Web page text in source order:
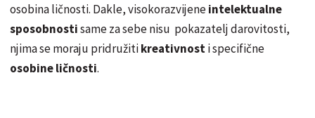
osobina ličnosti. Dakle, visokorazvijeneintelektualne
sposobnostisame za sebe nisu pokazatelj darovitosti,
njima se moraju pridružitikreativnosti specifične
osobine ličnosti.